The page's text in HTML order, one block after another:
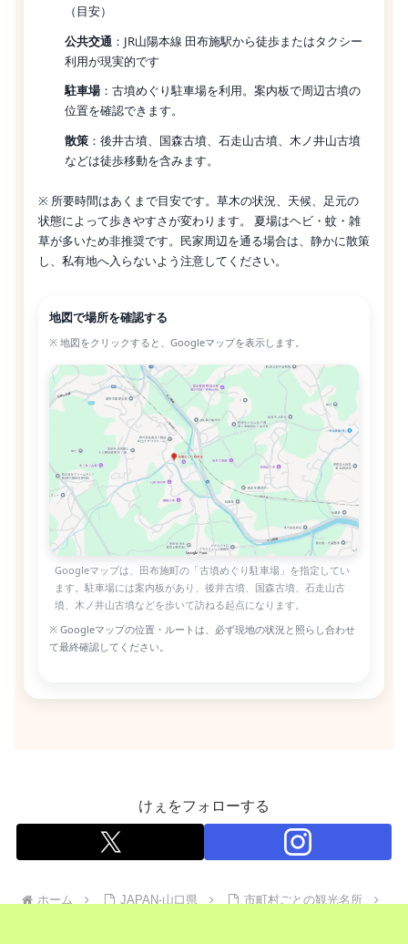
（目安）
公共交通 ：JR山陽本線 田布施駅から徒歩またはタクシー
利用が現実的です
駐車場：古墳めぐり駐車場を利用。案内板で周辺古墳の
位置を確認できます。
散策：後井古墳、国森古墳、石走山古墳、木ノ井山古墳
などは徒歩移動を含みます。
※ 所要時間はあくまで目安です。草木の状況、天候、足元の
状態によって歩きやすさが変わります。 夏場はヘビ・蚊・雑
草が多いため非推奨です。民家周辺を通る場合は、静かに散策
し、私有地へ入らないよう注意してください。
地図で場所を確認する
※ 地図をクリックすると、Googleマップを表示します。
Googleマップは、田布施町の「古墳めぐり駐車場」を指定してい
ます。駐車場には案内板があり、後井古墳、国森古墳、石走山古
墳、木ノ井山古墳などを歩いて訪ねる起点になります。
※ Googleマップの位置・ルートは、必ず現地の状況と照らし合わせ
て最終確認してください。
けぇをフォローする
ホーム JAPAN-山口県
市町村ごとの観光名所